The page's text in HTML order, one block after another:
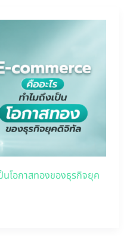
นโอกาสทองของธุรกิจยุค